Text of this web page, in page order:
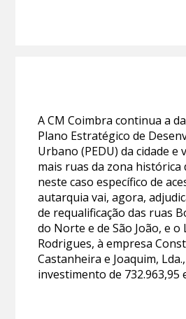
A CM Coimbra continua a
Plano Estratégico de
Urbano (PEDU) da cidade e
mais ruas da zona histórica
neste caso específico de
autarquia vai, agora,
de requalificação das ruas
do Norte e de São João, e o
Rodrigues, à empresa
Castanheira e Joaquim,
investimento de 732.963,95